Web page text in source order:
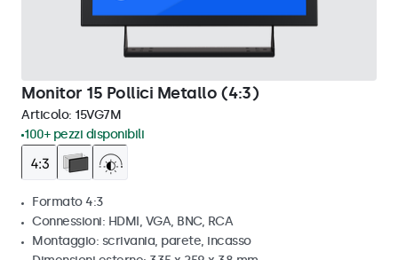
Monitor 15 Pollici Metallo (4:3)
Articolo: 15VG7M
100+ pezzi disponibili
Formato 4:3
Connessioni: HDMI, VGA, BNC, RCA
Montaggio: scrivania, parete, incasso